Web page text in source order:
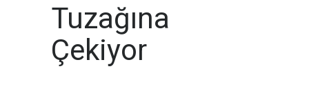
Tuzağına
Çekiyor